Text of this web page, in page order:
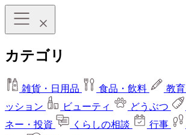
カテゴリ
雑貨・日用品 食品・飲料 教育
ッション
ビューティ どうぶつ
ネー・投資
くらしの相談 行事